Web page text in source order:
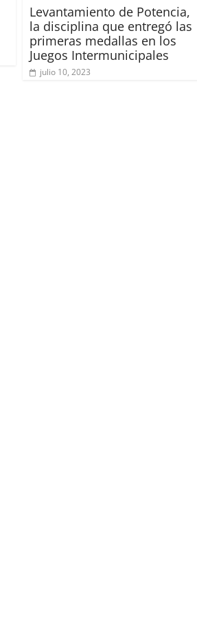
Levantamiento de Potencia,
la disciplina que entregó las
primeras medallas en los
Juegos Intermunicipales
julio 10, 2023